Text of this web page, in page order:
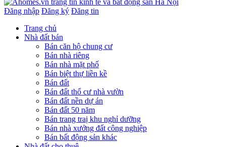
Đăng nhập Đăng ký Đăng tin
Trang chủ
Nhà đất bán
Bán căn hộ chung cư
Bán nhà riêng
Bán nhà mặt phố
Bán biệt thự liền kề
Bán đất
Bán đất thổ cư nhà vườn
Bán đất nền dự án
Bán đất 50 năm
Bán trang traị khu nghỉ dưỡng
Bán nhà xưởng đất công nghiệp
Bán bất động sản khác